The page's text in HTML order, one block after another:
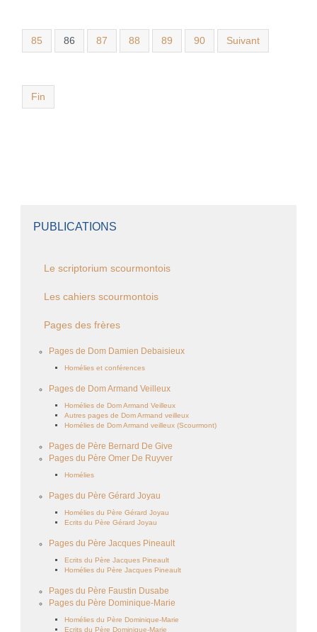
85 86 87 88 89 90 Suivant
Fin
PUBLICATIONS
Le scriptorium scourmontois
Les cahiers scourmontois
Pages des frères
Pages de Dom Damien Debaisieux
Homélies et conférences
Pages de Dom Armand Veilleux
Homélies de Dom Armand Veilleux
Autres pages de Dom Armand veilleux
Homélies de Dom Armand veilleux (Scourmont)
Pages de Père Bernard De Give
Pages du Père Omer De Ruyver
Homélies
Pages du Père Gérard Joyau
Homélies du Père Gérard Joyau
Ecrits du Père Gérard Joyau
Pages du Père Jacques Pineault
Ecrits du Père Jacques Pineault
Homélies du Père Jacques Pineault
Pages du Père Faustin Dusabe
Pages du Père Dominique-Marie
Homélies du Père Dominique-Marie
Ecrits du Père Dominique-Marie